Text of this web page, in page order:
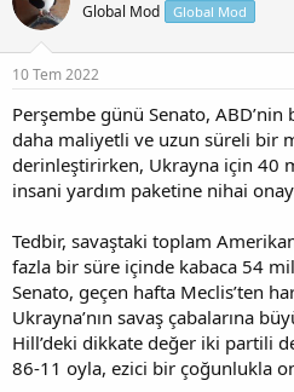
y
b
a
ş
a
t
a
a
g
ı
ç
a
r
i
i
Global Mod Global Mod
10 Tem 2022
Perşembe günü Senato,
daha maliyetli ve uzun süreli bir
derinleştirirken, Ukrayna için 40
insani yardım paketine nihai
Tedbir, savaştaki toplam
fazla bir süre içinde kabaca 54
Senato, geçen hafta Meclis’ten
Ukrayna’nın savaş çabalarına
Hill’deki dikkate değer iki partili
86-11 oyla, ezici bir çoğunlukla